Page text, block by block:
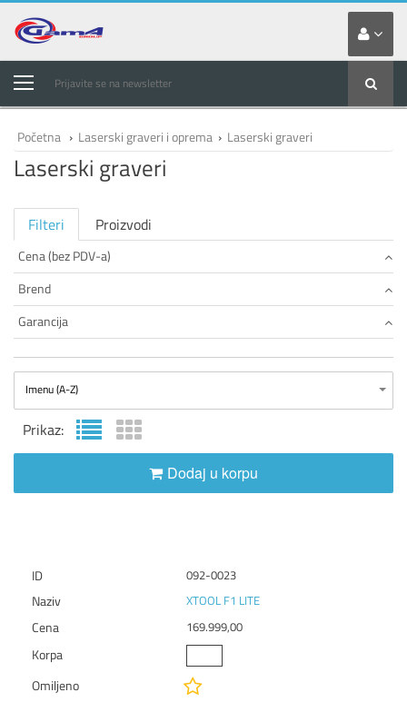
Prijavite se na newsletter
Početna › Laserski graveri i oprema › Laserski graveri
Laserski graveri
Filteri Proizvodi
Cena (bez PDV-a)
Brend
Garancija
Imenu (A-Z)
Prikaz:
Dodaj u korpu
092-0023
XTOOL F1 LITE
169.999,00